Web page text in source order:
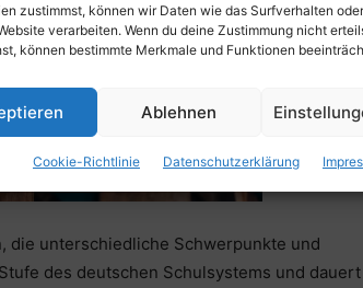
zustimmst, können wir Daten wie das Surfverhalten
verarbeiten. Wenn du deine Zustimmung nicht
können bestimmte Merkmale und Funktionen
Ablehnen
Cookie-Richtlinie Datenschutzerklärung
die unterschiedliche Schwerpunkte und
des deutschen Schulsystems und dauert